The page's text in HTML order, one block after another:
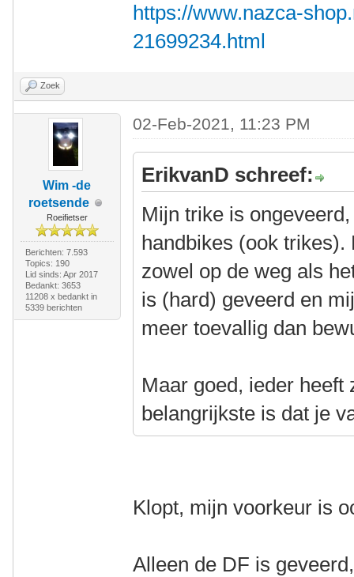
https://www.nazca-
21699234.html
Zoek
Wim -de
roetsende
Roeifietser
Berichten: 7.593
Topics: 190
Lid sinds: Apr 2017
Bedankt: 3653
11208 x bedankt in
5339 berichten
02-Feb-2021, 11:23 PM
ErikvanD schreef:
Mijn trike is
handbikes (ook
zowel op de weg als
is (hard) geveerd en
meer toevallig dan
Maar goed, ieder heeft
belangrijkste is dat je
Klopt, mijn voorkeur is
Alleen de DF is